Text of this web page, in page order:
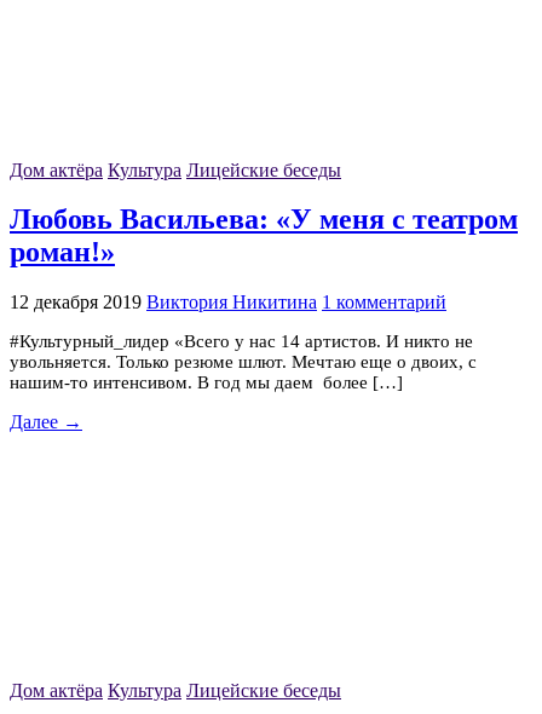
Дом актёра Культура Лицейские беседы
Любовь Васильева: «У меня с театром
роман!»
12 декабря 2019 Виктория Никитина 1 комментарий
#Культурный_лидер «Всего у нас 14 артистов. И никто не
увольняется. Только резюме шлют. Мечтаю еще о двоих, с
нашим-то интенсивом. В год мы даем более […]
Далее →
Дом актёра Культура Лицейские беседы